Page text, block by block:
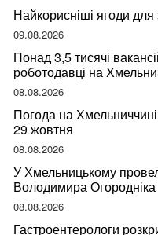
Найкорисніші ягоди для
09.08.2026
Понад 3,5 тисячі
роботодавці на
08.08.2026
Погода на
29 жовтня
08.08.2026
У Хмельницькому
Володимира Огородніка
08.08.2026
Гастроентерологи